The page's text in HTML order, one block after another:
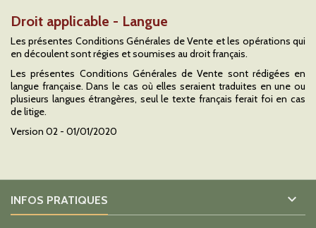
Droit applicable - Langue
Les présentes Conditions Générales de Vente et les opérations qui
en découlent sont régies et soumises au droit français.
Les présentes Conditions Générales de Vente sont rédigées en
langue française. Dans le cas où elles seraient traduites en une ou
plusieurs langues étrangères, seul le texte français ferait foi en cas
de litige.
Version 02 - 01/01/2020
INFOS PRATIQUES 